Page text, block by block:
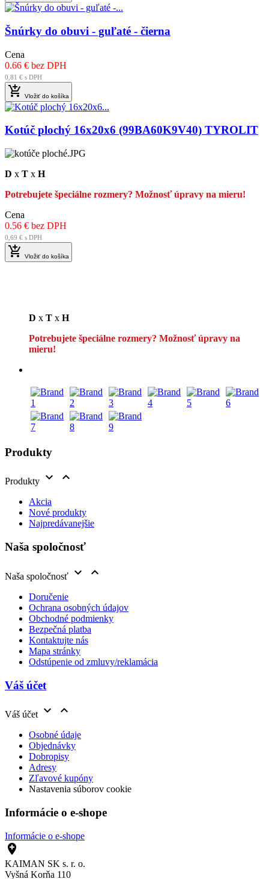
Šnúrky do obuvi - guľaté - čierna
Cena
0.66 € bez DPH
0,81 € s DPH
 Vložiť do košíka
Kotúč plochý 16x20x6 (99BA60K9V40) TYROLIT
D x T x H
Potrebujete špeciálne rozmery? Možnosť úpravy na mieru!
Cena
0.56 € bez DPH
0,69 € s DPH
 Vložiť do košíka
D x T x H
Potrebujete špeciálne rozmery? Možnosť úpravy na
mieru!
Produkty
Produkty  
Akcia
Nové produkty
Najpredávanejšie
Naša spoločnosť
Naša spoločnosť  
Doručenie
Ochrana osobných údajov
Obchodné podmienky
Bezpečná platba
Kontaktujte nás
Mapa stránky
Odstúpenie od zmluvy/reklamácia
Váš účet
Váš účet  
Osobné údaje
Objednávky
Dobropisy
Adresy
Zľavové kupóny
Nastavenia súborov cookie
Informácie o e-shope
Informácie o e-shope

KAIMAN SK s. r. o.
Vyšná Korňa 110